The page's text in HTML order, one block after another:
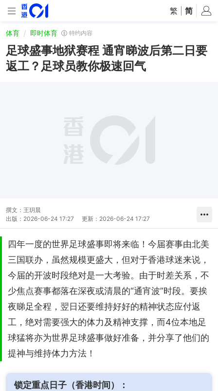
繁 简
体育 即时体育 特约内容
足球盛事地狱赛程 通宵睇波后第二日要
返工？足球员教你极速回气
撰文： 王玥晨
出版： 2026-06-24 17:27 更新： 2026-06-24 17:27
四年一度的世界足球盛事即将来临！今届赛事由北美
三国联办，虽然规模更盛大，但对于香港球迷来说，
今届的开波时段绝对是一大考验。由于时差关系，不
少焦点赛事都落在深夜或清晨的“通宵波”时段。要挨
夜睇足全程，翌日还要维持好好的精神状态应付返
工，绝对需要强大的体力及精神支撑，而4位本地足
球猛将亦为世界足球盛事做好准备，并分享了他们的
提神与维持体力方法！
锁定重点日子（香港时间）：